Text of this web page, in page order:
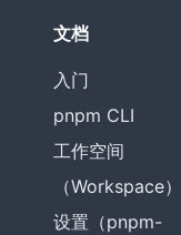
文档
入门
pnpm CLI
工作空间
（Workspace）
设置（pnpm-